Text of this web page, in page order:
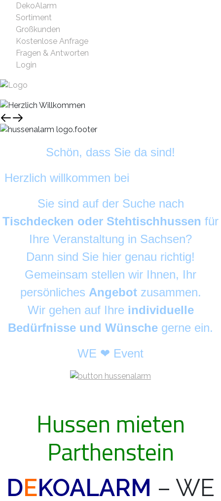
DekoAlarm
Sortiment
Großkunden
Kostenlose Anfrage
Fragen & Antworten
Login
Schön, dass Sie da sind!
Herzlich willkommen bei
Sie sind auf der Suche nach
Tischdecken oder Stehtischhussen für
Ihre Veranstaltung in Sachsen?
Dann sind Sie hier genau richtig!
Gemeinsam stellen wir Ihnen, Ihr
persönliches Angebot zusammen.
Wir gehen auf Ihre individuelle
Bedürfnisse und Wünsche gerne ein.
WE ❤ Event
Hussen mieten
Parthenstein
DEKOALARM – WE